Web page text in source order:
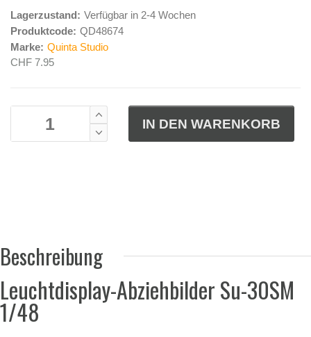
Lagerzustand: Verfügbar in 2-4 Wochen
Produktcode: QD48674
Marke: Quinta Studio
CHF 7.95
Beschreibung
Leuchtdisplay-Abziehbilder Su-30SM
1/48